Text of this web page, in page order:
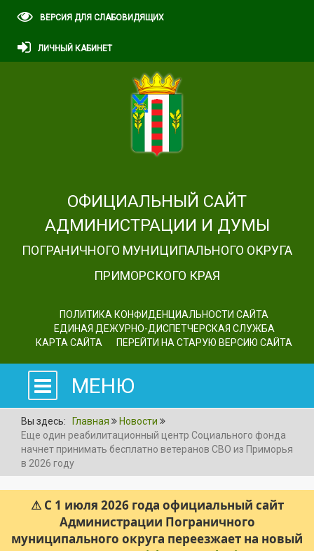
ВЕРСИЯ ДЛЯ СЛАБОВИДЯЩИХ
ЛИЧНЫЙ КАБИНЕТ
ОФИЦИАЛЬНЫЙ САЙТ
АДМИНИСТРАЦИИ И ДУМЫ
ПОГРАНИЧНОГО МУНИЦИПАЛЬНОГО ОКРУГА
ПРИМОРСКОГО КРАЯ
ПОЛИТИКА КОНФИДЕНЦИАЛЬНОСТИ САЙТА
ЕДИНАЯ ДЕЖУРНО-ДИСПЕТЧЕРСКАЯ СЛУЖБА
КАРТА САЙТА
ПЕРЕЙТИ НА СТАРУЮ ВЕРСИЮ САЙТА
МЕНЮ
Вы здесь: Главная
Новости
Еще один реабилитационный центр Социального фонда
начнет принимать бесплатно ветеранов СВО из Приморья
в 2026 году
⚠ С 1 июля 2026 года официальный сайт
Администрации Пограничного
муниципального округа переезжает на новый